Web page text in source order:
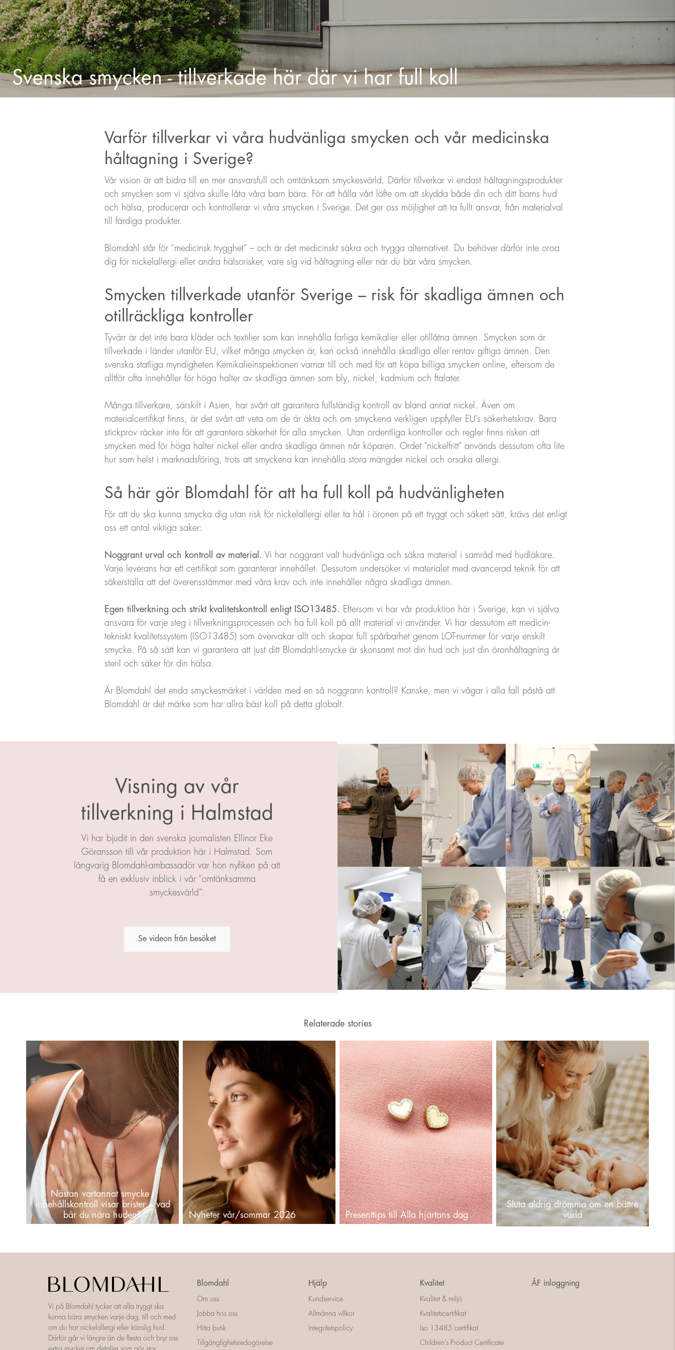
Svenska smycken - tillverkade här där vi har full koll
Varför tillverkar vi våra hudvänliga smycken och vår medicinska
håltagning i Sverige?
Vår vision är att bidra till en mer ansvarsfull och omtänksam smyckesvärld. Därför tillverkar vi endast håltagningsprodukter
och smycken som vi själva skulle låta våra barn bära. För att hålla vårt löfte om att skydda både din och ditt barns hud
och hälsa, producerar och kontrollerar vi våra smycken i Sverige. Det ger oss möjlighet att ta fullt ansvar, från materialval
till färdiga produkter.
Blomdahl står för ”medicinsk trygghet” – och är det medicinskt säkra och trygga alternativet. Du behöver därför inte oroa
dig för nickelallergi eller andra hälsorisker, vare sig vid håltagning eller när du bär våra smycken.
Smycken tillverkade utanför Sverige – risk för skadliga ämnen och
otillräckliga kontroller
Tyvärr är det inte bara kläder och textilier som kan innehålla farliga kemikalier eller otillåtna ämnen. Smycken som är
tillverkade i länder utanför EU, vilket många smycken är, kan också innehålla skadliga eller rentav giftiga ämnen. Den
svenska statliga myndigheten Kemikalieinspektionen varnar till och med för att köpa billiga smycken online, eftersom de
alltför ofta innehåller för höga halter av skadliga ämnen som bly, nickel, kadmium och ftalater.
Många tillverkare, särskilt i Asien, har svårt att garantera fullständig kontroll av bland annat nickel. Även om
materialcertifikat finns, är det svårt att veta om de är äkta och om smyckena verkligen uppfyller EU’s säkerhetskrav. Bara
stickprov räcker inte för att garantera säkerhet för alla smycken. Utan ordentliga kontroller och regler finns risken att
smycken med för höga halter nickel eller andra skadliga ämnen når köparen. Ordet "nickelfritt" används dessutom ofta lite
hur som helst i marknadsföring, trots att smyckena kan innehålla stora mängder nickel och orsaka allergi.
Så här gör Blomdahl för att ha full koll på hudvänligheten
För att du ska kunna smycka dig utan risk för nickelallergi eller ta hål i öronen på ett tryggt och säkert sätt, krävs det enligt
oss ett antal viktiga saker:
Noggrant urval och kontroll av material.
Vi har noggrant valt hudvänliga och säkra material i samråd med hudläkare.
Varje leverans har ett certifikat som garanterar innehållet. Dessutom undersöker vi materialet med avancerad teknik för att
säkerställa att det överensstämmer med våra krav och inte innehåller några skadliga ämnen.
Egen tillverkning och strikt kvalitetskontroll enligt ISO13485.
Eftersom vi har vår produktion här i Sverige, kan vi själva
ansvara för varje steg i tillverkningsprocessen och ha full koll på allt material vi använder. Vi har dessutom ett medicin-
tekniskt kvalitetssystem (ISO13485) som övervakar allt och skapar full spårbarhet genom LOT-nummer för varje enskilt
smycke. På så sätt kan vi garantera att just ditt Blomdahl-smycke är skonsamt mot din hud och just din öronhåltagning är
steril och säker för din hälsa.
Är Blomdahl det enda smyckesmärket i världen med en så noggrann kontroll? Kanske, men vi vågar i alla fall påstå att
Blomdahl är det märke som har allra bäst koll på detta globalt.
Visning av vår
tillverkning i Halmstad
Vi har bjudit in den svenska journalisten Ellinor Eke
Göransson till vår produktion här i Halmstad. Som
långvarig Blomdahl-ambassadör var hon nyfiken på att
få en exklusiv inblick i vår ”omtänksamma
smyckesvärld”.
Se videon från besöket
Relaterade stories
Nästan vartannat smycke i
innehållskontroll visar brister – vad
bär du nära huden?
Nyheter vår/sommar 2026 Presenttips till Alla hjärtans dag
Sluta aldrig drömma om en bättre
värld
Vi på Blomdahl tycker att alla tryggt ska
kunna bära smycken varje dag, till och med
om du har nickelallergi eller känslig hud.
Därför går vi längre än de flesta och bryr oss
extra mycket om detaljer som gör stor
Blomdahl
Om oss
Jobba hos oss
Hitta butik
Tillgänglighetsredogörelse
Hjälp
Kundservice
Allmänna villkor
Integritetspolicy
Kvalitet
Kvalitet & miljö
Kvalitetscertifikat
Iso 13485 certifikat
Children's Product Certificate
ÅF inloggning